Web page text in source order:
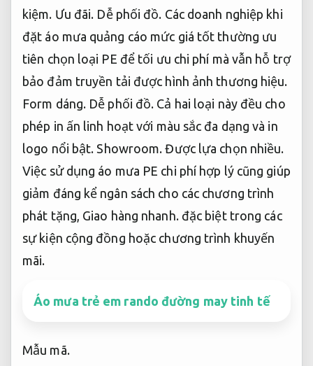
kiệm. Ưu đãi. Dễ phối đồ. Các doanh nghiệp khi
đặt áo mưa quảng cáo mức giá tốt thường ưu
tiên chọn loại PE để tối ưu chi phí mà vẫn hỗ trợ
bảo đảm truyền tải được hình ảnh thương hiệu.
Form dáng. Dễ phối đồ. Cả hai loại này đều cho
phép in ấn linh hoạt với màu sắc đa dạng và in
logo nổi bật. Showroom. Được lựa chọn nhiều.
Việc sử dụng áo mưa PE chi phí hợp lý cũng giúp
giảm đáng kể ngân sách cho các chương trình
phát tặng, Giao hàng nhanh.đặc biệt trong các
sự kiện cộng đồng hoặc chương trình khuyến
mãi.
Áo mưa trẻ em rando đường may tinh tế
Mẫu mã.